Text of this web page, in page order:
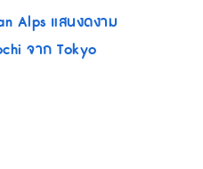
Alps แสนงดงาม
จาก Tokyo